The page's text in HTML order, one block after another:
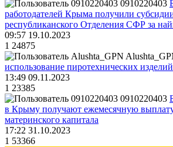
0910220403
работодателей Крыма получили
республиканского Отделения СФР за
09:57 19.10.2023
1 24875
использование пиротехнических изделий
13:49 09.11.2023
1 23385
0910220403
в Крыму получают ежемесячную выплату
материнского капитала
17:22 31.10.2023
1 53366